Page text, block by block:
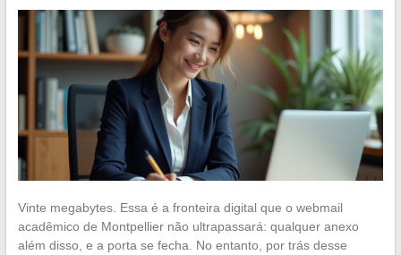
Vinte megabytes. Essa é a fronteira digital que o webmail
acadêmico de Montpellier não ultrapassará: qualquer anexo
além disso, e a porta se fecha. No entanto, por trás desse